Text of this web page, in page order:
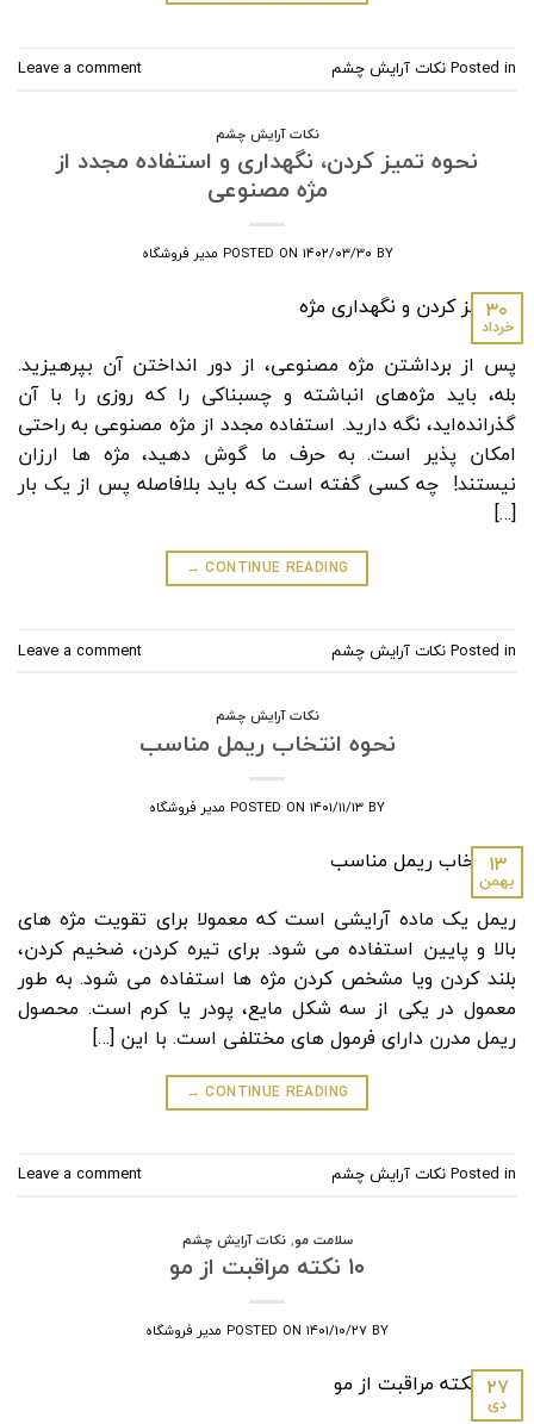
Posted inنکات آرایش چشم Leave a comment
نکات آرایش چشم
نحوه تمیز کردن، نگهداری و استفاده مجدد از
مژه مصنوعی
POSTED ON ۱۴۰۲/۰۳/۳۰ BY مدیر فروشگاه
۳۰
خرداد
پس از برداشتن مژه مصنوعی، از دور انداختن آن بپرهیزید.
بله، باید مژه‌های انباشته و چسبناکی را که روزی را با آن
گذرانده‌اید، نگه دارید. استفاده مجدد از مژه مصنوعی به راحتی
امکان پذیر است. به حرف ما گوش دهید، مژه ها ارزان
نیستند! چه کسی گفته است که باید بلافاصله پس از یک بار
[…]
CONTINUE READING
→
Posted inنکات آرایش چشم Leave a comment
نکات آرایش چشم
نحوه انتخاب ریمل مناسب
POSTED ON ۱۴۰۱/۱۱/۱۳ BY مدیر فروشگاه
۱۳
بهمن
ریمل یک ماده آرایشی است که معمولا برای تقویت مژه های
بالا و پایین استفاده می شود. برای تیره کردن، ضخیم کردن،
بلند کردن ویا مشخص کردن مژه ها استفاده می شود. به طور
معمول در یکی از سه شکل مایع، پودر یا کرم است. محصول
ریمل مدرن دارای فرمول های مختلفی است. با این […]
CONTINUE READING
→
Posted inنکات آرایش چشم Leave a comment
سلامت مو,نکات آرایش چشم
۱۰ نکته مراقبت از مو
POSTED ON ۱۴۰۱/۱۰/۲۷ BY مدیر فروشگاه
۲۷
دی